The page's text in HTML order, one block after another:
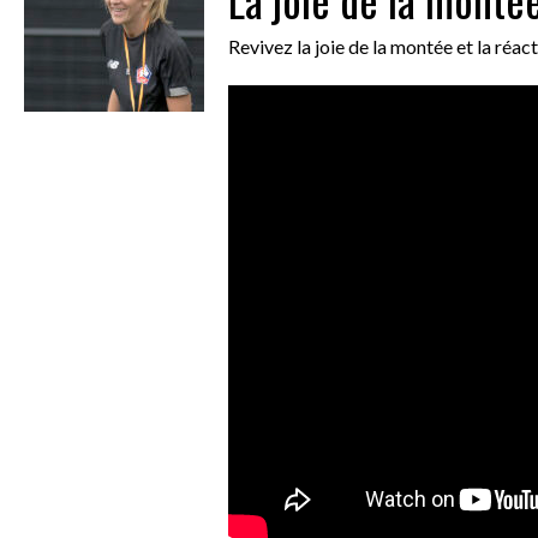
Revivez la joie de la montée et la